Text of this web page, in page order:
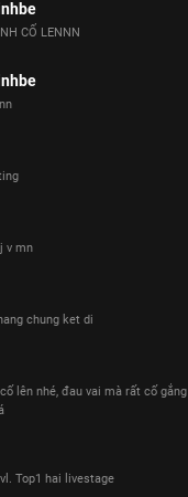
CỐ LENNN
v mn
chung ket di
lên nhé, đau vai mà rất cố gắng
Top1 hai livestage